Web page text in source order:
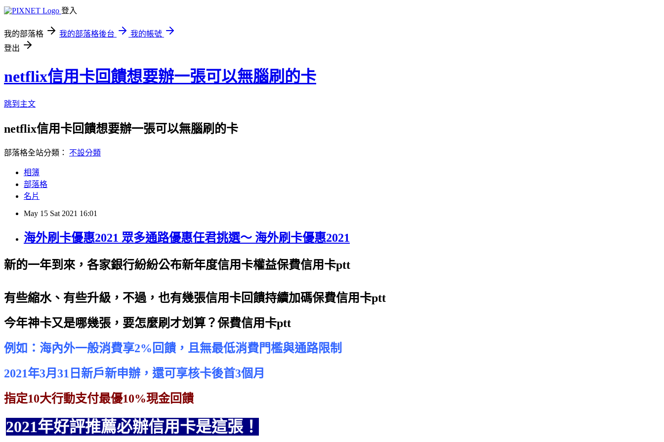
登入
我的部落格 我的部落格後台
我的帳號
登出
netflix信用卡回饋想要辦一張可以無腦刷的卡
跳到主文
netflix信用卡回饋想要辦一張可以無腦刷的卡
部落格全站分類： 不設分類
相簿
部落格
名片
May 15 Sat 2021 16:01
海外刷卡優惠2021 眾多通路優惠任君挑選～ 海外刷卡優惠2021
新的一年到來，各家銀行紛紛公布新年度信用卡權益保費信用卡ptt
有些縮水、有些升級，不過，也有幾張信用卡回饋持續加碼保費信用卡ptt
今年神卡又是哪幾張，要怎麼刷才划算？保費信用卡ptt
例如：海內外一般消費享2%回饋，且無最低消費門檻與通路限制
2021年3月31日新戶新申辦，還可享核卡後首3個月
指定10大行動支付最優10%現金回饋
2021年好評推薦必辦信用卡是這張！